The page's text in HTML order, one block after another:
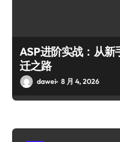
ASP进阶实战：从新
迁之路
dawei 8 月 4, 2026